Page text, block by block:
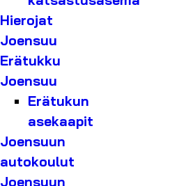
Hierojat
Joensuu
Erätukku
Joensuu
Erätukun
asekaapit
Joensuun
autokoulut
Joensuun